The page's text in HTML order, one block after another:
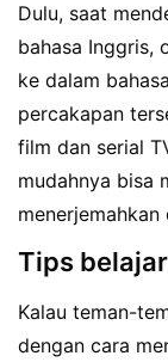
Dulu, saat
bahasa Inggris,
ke dalam
percakapan
film dan serial
mudahnya bisa
Tips
Kalau teman-
dengan cara